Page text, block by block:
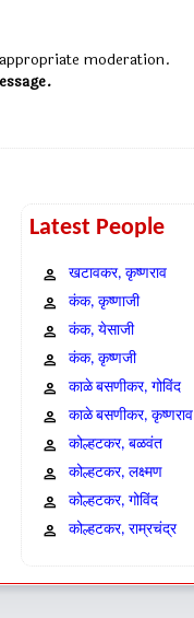
moderation.
Latest People
खटावकर, कृष्णराव
कंक, कृष्णाजी
कंक, येसाजी
कंक, कृष्णजी
काळे बसणीकर, गोविंद
काळे बसणीकर, कृष्णराव
कोल्हटकर, बळवंत
कोल्हटकर, लक्ष्मण
कोल्हटकर, गोविंद
कोल्हटकर, राम्रचंद्र